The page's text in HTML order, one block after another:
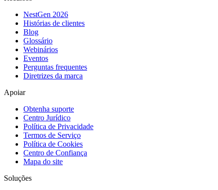
NestGen 2026
Histórias de clientes
Blog
Glossário
Webinários
Eventos
Perguntas frequentes
Diretrizes da marca
Apoiar
Obtenha suporte
Centro Jurídico
Política de Privacidade
Termos de Serviço
Política de Cookies
Centro de Confiança
Mapa do site
Soluções